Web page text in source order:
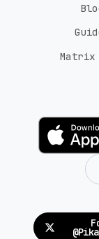
Matrix